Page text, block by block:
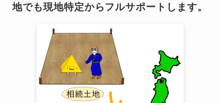
地でも現地特定からフルサポートします。